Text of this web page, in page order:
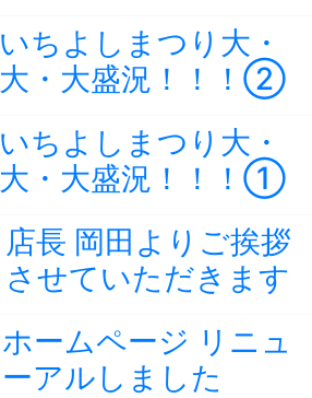
いちよしまつり大・
大・大盛況！！！②
いちよしまつり大・
大・大盛況！！！①
店長 岡田よりご挨拶
させていただきます
ホームページ リニュ
ーアルしました